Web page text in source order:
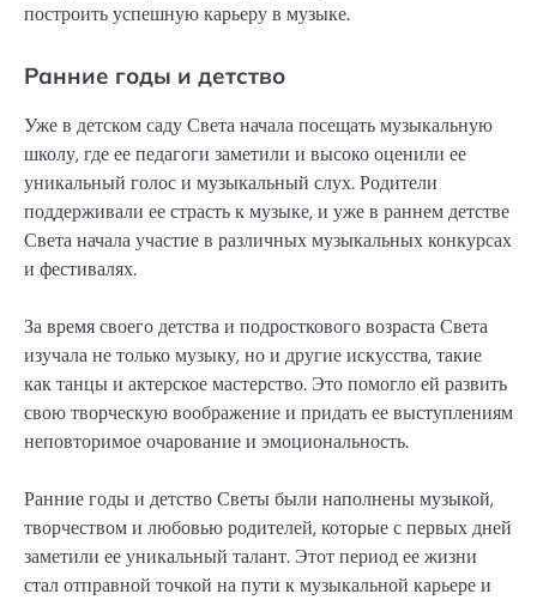
построить успешную карьеру в музыке.
Ранние годы и детство
Уже в детском саду Света начала посещать музыкальную
школу, где ее педагоги заметили и высоко оценили ее
уникальный голос и музыкальный слух. Родители
поддерживали ее страсть к музыке, и уже в раннем детстве
Света начала участие в различных музыкальных конкурсах
и фестивалях.
За время своего детства и подросткового возраста Света
изучала не только музыку, но и другие искусства, такие
как танцы и актерское мастерство. Это помогло ей развить
свою творческую воображение и придать ее выступлениям
неповторимое очарование и эмоциональность.
Ранние годы и детство Светы были наполнены музыкой,
творчеством и любовью родителей, которые с первых дней
заметили ее уникальный талант. Этот период ее жизни
стал отправной точкой на пути к музыкальной карьере и